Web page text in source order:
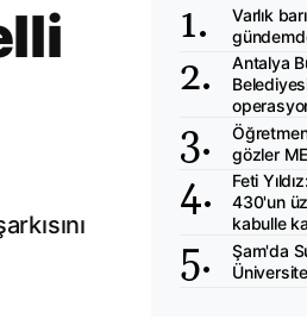
Varlık
Antalya
gözler
Feti
430'un
kabulle
Şam'da